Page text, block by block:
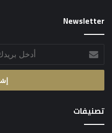
Newsletter
بريدك
الإلكتروني
تصنيفات